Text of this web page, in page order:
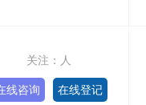
关注：人
线咨询 在线登记